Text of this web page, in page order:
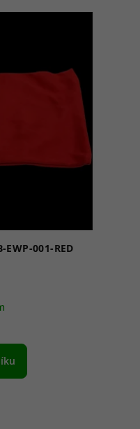
001-RED